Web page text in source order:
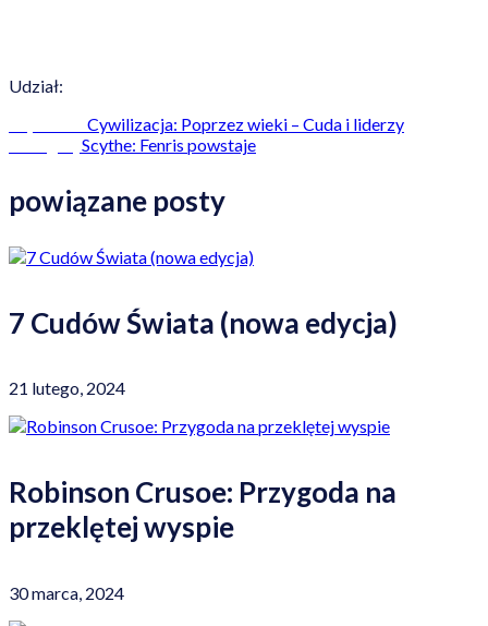
Udział:
Cywilizacja: Poprzez wieki – Cuda i liderzy
Scythe: Fenris powstaje
powiązane posty
7 Cudów Świata (nowa edycja)
21 lutego, 2024
Robinson Crusoe: Przygoda na
przeklętej wyspie
30 marca, 2024